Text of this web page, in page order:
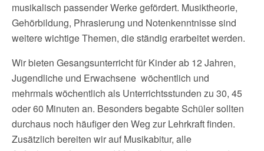
musikalisch passender Werke gefördert. Musiktheorie,
Gehörbildung, Phrasierung und Notenkenntnisse sind
weitere wichtige Themen, die ständig erarbeitet werden.
Wir bieten Gesangsunterricht für Kinder ab 12 Jahren,
Jugendliche und Erwachsene wöchentlich und
mehrmals wöchentlich als Unterrichtsstunden zu 30, 45
oder 60 Minuten an. Besonders begabte Schüler sollten
durchaus noch häufiger den Weg zur Lehrkraft finden.
Zusätzlich bereiten wir auf Musikabitur, alle